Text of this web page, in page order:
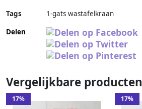
Tags
1-gats wastafelkraan
Delen
Vergelijkbare producten
17% 17%